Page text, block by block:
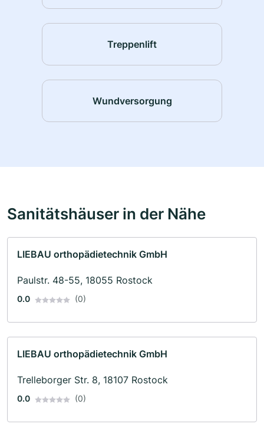
Treppenlift
Wundversorgung
Sanitätshäuser in der Nähe
LIEBAU orthopädietechnik GmbH
Paulstr. 48-55, 18055 Rostock
0.0 (0)
LIEBAU orthopädietechnik GmbH
Trelleborger Str. 8, 18107 Rostock
0.0 (0)